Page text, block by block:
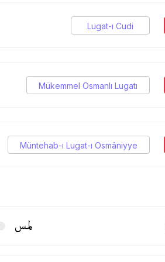
Lugat-ı Cudi
Mükemmel Osmanlı Lugatı
Müntehab-ı Lugat-ı Osmâniyye
لمس